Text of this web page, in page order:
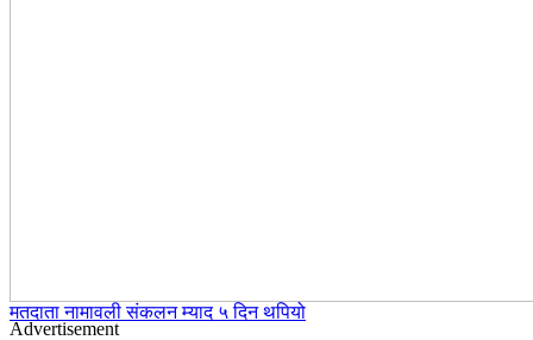
मतदाता नामावली संकलन म्याद ५ दिन थपियो
Advertisement